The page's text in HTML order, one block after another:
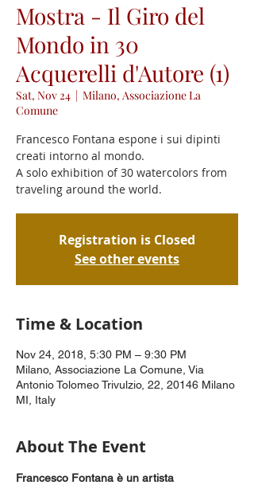
Mostra - Il Giro del
Mondo in 30
Acquerelli d'Autore (1)
Sat, Nov 24
  |
Milano, Associazione La
Comune
Francesco Fontana espone i sui dipinti
creati intorno al mondo.
A solo exhibition of 30 watercolors from
traveling around the world.
Registration is Closed
See other events
Time & Location
Nov 24, 2018, 5:30 PM – 9:30 PM
Milano, Associazione La Comune, Via
Antonio Tolomeo Trivulzio, 22, 20146 Milano
MI, Italy
About The Event
Francesco Fontana è un artista